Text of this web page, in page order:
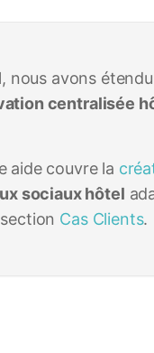
nous avons
centralisée
aide couvre la
sociaux hôtel
Cas Clients.